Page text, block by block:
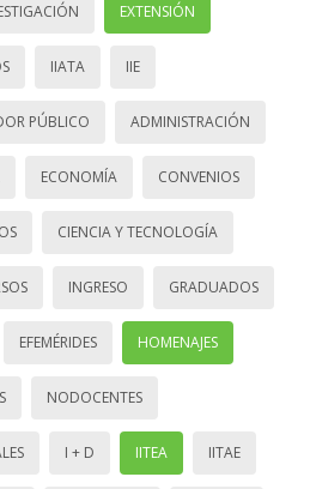
EXTENSIÓN
IIATA IIE
PÚBLICO ADMINISTRACIÓN
ECONOMÍA CONVENIOS
CIENCIA Y TECNOLOGÍA
INGRESO GRADUADOS
EFEMÉRIDES HOMENAJES
NODOCENTES
I + D IITEA IITAE